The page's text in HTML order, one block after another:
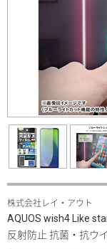
株式会社レイ・アウト
AQUOS wish4 Like
反射防止 抗菌・抗ウ